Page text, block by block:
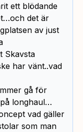
ett blödande
det är
av just
Skavsta
har vänt..vad
gå för
longhaul…
vad gäller
som man